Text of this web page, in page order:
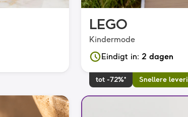
LEGO
Kindermode
Eindigt in: 2 dagen
tot -72%* Snellere